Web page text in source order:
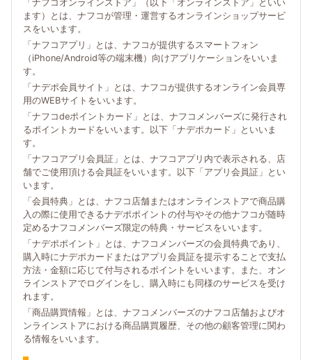
「ナフコオンラインストア」（以下「オンラインストア」といい
ます）とは、ナフコが管理・運営するオンラインショップサービ
スをいいます。
「ナフコアプリ」とは、ナフコが提供するスマートフォン
（iPhone/Android等の端末機）向けアプリケーションをいいま
す。
「ナデポ会員サイト」とは、ナフコが提供するオンライン会員専
用のWEBサイトをいいます。
「ナフコdeポイントカード」とは、ナフコメンバーズに発行され
るポイントカードをいいます。以下「ナデポカード」といいま
す。
「ナフコアプリ会員証」とは、ナフコアプリ内で表示される、店
舗でご使用頂ける会員証をいいます。以下「アプリ会員証」とい
います。
「会員特典」とは、ナフコ店舗またはオンラインストアで商品購
入の際に使用できるナデポポイントの付与やその他ナフコが随時
定めるナフコメンバーズ限定の特典・サービスをいいます。
「ナデポポイント」とは、ナフコメンバーズの会員特典であり、
購入時にナデポカードまたはアプリ会員証を提示することで支払
方法・金額に応じて付与されるポイントをいいます。また、オン
ラインストアでログインをし、購入時にも同様のサービスを受け
れます。
「商品購買情報」とは、ナフコメンバーズのナフコ店舗およびオ
ンラインストアにおける商品購買履歴、その他の顧客管理に関わ
る情報をいいます。